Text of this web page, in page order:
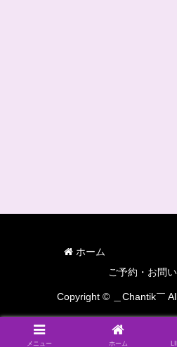
ホーム
ご予約・お問
Copyright © ＿Chantik￣
メニュー ホーム